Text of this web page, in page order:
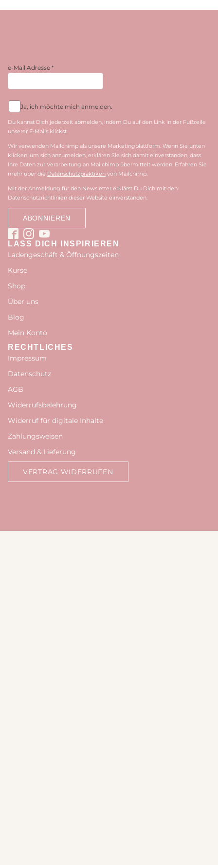
e-Mail Adresse *
Ja, ich möchte mich anmelden.
Du kannst Dich jederzeit abmelden, indem Du auf den Link in der Fußzeile
unserer E-Mails klickst.
Wir verwenden Mailchimp als unsere Marketingplattform. Wenn Sie unten
klicken, um sich anzumelden, erklären Sie sich damit einverstanden, dass
Ihre Daten zur Verarbeitung an Mailchimp übermittelt werden. Erfahren Sie
mehr über die Datenschutzpraktiken von Mailchimp.
Mit der Anmeldung für den Newsletter erklärst Du Dich mit den
Datenschutzrichtlinien dieser Website einverstanden.
LASS DICH INSPIRIEREN
Ladengeschäft & Öffnungszeiten
Kurse
Shop
Über uns
Blog
Mein Konto
RECHTLICHES
Impressum
Datenschutz
AGB
Widerrufsbelehrung
Widerruf für digitale Inhalte
Zahlungsweisen
Versand & Lieferung
VERTRAG WIDERRUFEN